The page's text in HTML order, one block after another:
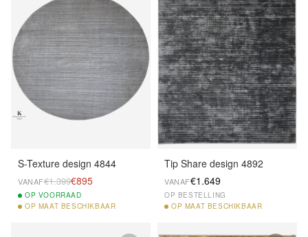
S-Texture design 4844
VANAF€1.399€895
OP VOORRAAD
OP MAAT BESCHIKBAAR
Tip Share design 4892
VANAF€1.649
OP BESTELLING
OP MAAT BESCHIKBAAR